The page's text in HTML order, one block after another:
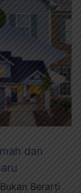
dan
Berarti